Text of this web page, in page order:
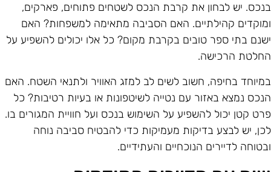
יש לבחון את קרבת הנכס לשטחים פתוחים, פארקים,
קהילתיים. האם הסביבה מתאימה למשפחות? האם
בתי ספר טובים בקרבת מקום? כל אלו יכולים להשפיע על
הרכישה.
בחיפה, חשוב לשים לב למזג האוויר ולתנאי השטח. האם
נמצא באזור עם נטייה לשיטפונות או בעיות רטיבות? כל
קטן יכול להשפיע על השימוש בנכס ועל חוויית המגורים בו.
יש לבצע בדיקות מעמיקות כדי להבטיח סביבה נוחה
לדיירים הנוכחיים והעתידיים.